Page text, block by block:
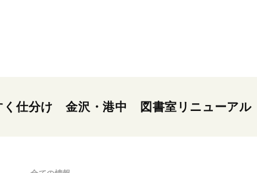
く仕分け 金沢・港中 図書室リニューアル